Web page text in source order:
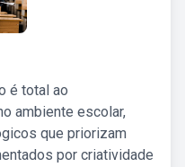
é total ao
ambiente escolar,
que priorizam
por criatividade